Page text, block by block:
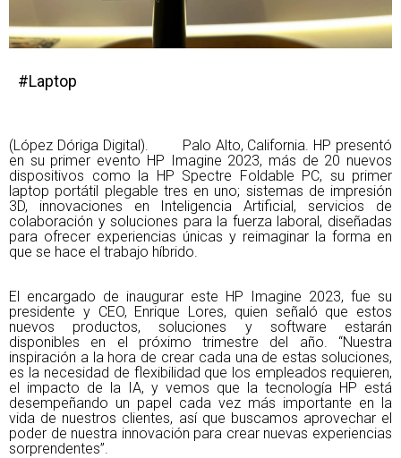
#Laptop
(López Dóriga Digital). Palo Alto, California. HP presentó
en su primer evento HP Imagine 2023, más de 20 nuevos
dispositivos como la HP Spectre Foldable PC, su primer
laptop portátil plegable tres en uno; sistemas de impresión
3D, innovaciones en Inteligencia Artificial, servicios de
colaboración y soluciones para la fuerza laboral, diseñadas
para ofrecer experiencias únicas y reimaginar la forma en
que se hace el trabajo híbrido.
El encargado de inaugurar este HP Imagine 2023, fue su
presidente y CEO, Enrique Lores, quien señaló que estos
nuevos productos, soluciones y software estarán
disponibles en el próximo trimestre del año. “Nuestra
inspiración a la hora de crear cada una de estas soluciones,
es la necesidad de flexibilidad que los empleados requieren,
el impacto de la IA, y vemos que la tecnología HP está
desempeñando un papel cada vez más importante en la
vida de nuestros clientes, así que buscamos aprovechar el
poder de nuestra innovación para crear nuevas experiencias
sorprendentes”.